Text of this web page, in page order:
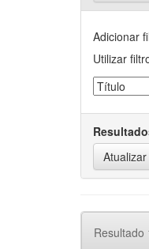
Adicionar
Utilizar
Resultado